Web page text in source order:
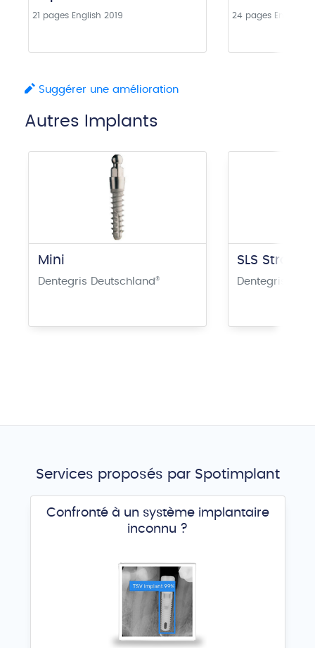
21 pages English 2019 24 pages English
Suggérer une amélioration
Autres Implants
Mini
Dentegris Deutschland ®
SLS Straight
Dentegris
Services proposés par Spotimplant
Confronté à un système implantaire
inconnu ?